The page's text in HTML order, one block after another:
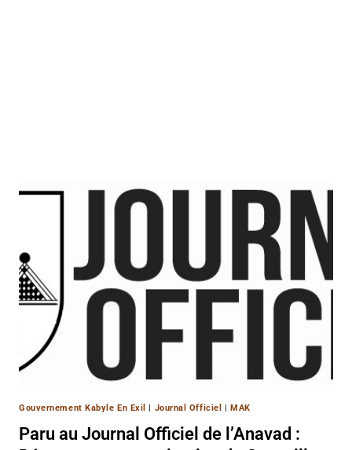
Gouvernement Kabyle En Exil Journal Officiel MAK
Paru au Journal Officiel de l’Anavad :